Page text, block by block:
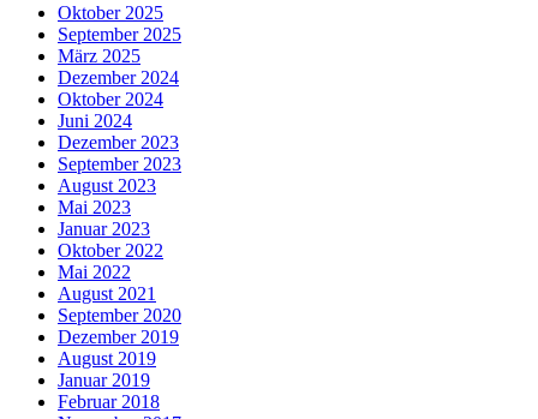
Oktober 2025
September 2025
März 2025
Dezember 2024
Oktober 2024
Juni 2024
Dezember 2023
September 2023
August 2023
Mai 2023
Januar 2023
Oktober 2022
Mai 2022
August 2021
September 2020
Dezember 2019
August 2019
Januar 2019
Februar 2018